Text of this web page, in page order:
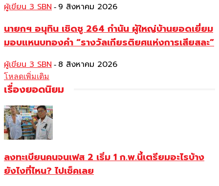
ผู้เขียน 3 SBN - 9 สิงหาคม 2026
นายกฯ อนุทิน เชิดชู 264 กำนัน ผู้ใหญ่บ้านยอดเยี่ยม
มอบแหนบทองคำ “รางวัลเกียรติยศแห่งการเสียสละ”
ผู้เขียน 3 SBN - 8 สิงหาคม 2026
โหลดเพิ่มเติม
เรื่องยอดนิยม
ลงทะเบียนคนจนเฟส 2 เริ่ม 1 ก.พ.นี้เตรียมอะไรบ้าง
ยังไงที่ไหน? ไปเช็คเลย